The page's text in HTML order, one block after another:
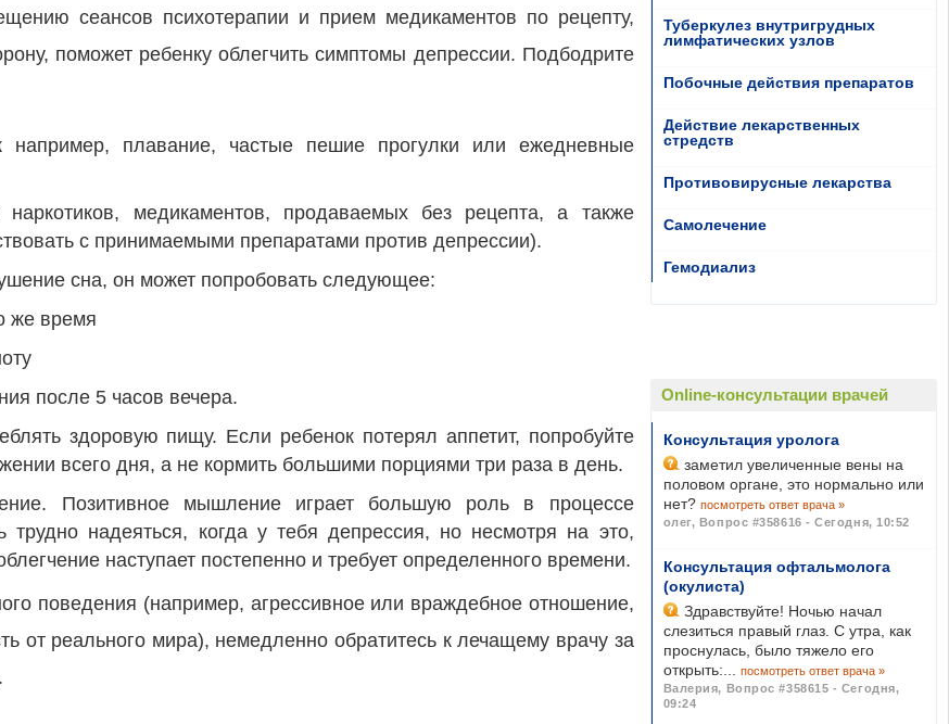
сеансов психотерапии и прием медикаментов по рецепту,
поможет ребенку облегчить симптомы депрессии. Подбодрите
например, плавание, частые пешие прогулки или ежедневные
наркотиков, медикаментов, продаваемых без рецепта, а также
с принимаемыми препаратами против депрессии).
сна, он может попробовать следующее:
же время
после 5 часов вечера.
здоровую пищу. Если ребенок потерял аппетит, попробуйте
всего дня, а не кормить большими порциями три раза в день.
Позитивное мышление играет большую роль в процессе
надеяться, когда у тебя депрессия, но несмотря на это,
наступает постепенно и требует определенного времени.
поведения (например, агрессивное или враждебное отношение,
от реального мира), немедленно обратитесь к лечащему врачу за
Туберкулез внутригрудных
лимфатических узлов
Побочные действия препаратов
Действие лекарственных
стредств
Противовирусные лекарства
Самолечение
Гемодиализ
Online-консультации врачей
Консультация уролога
заметил увеличенные вены на
половом органе, это нормально или
нет? посмотреть ответ врача »
олег, Вопрос #358616 - Сегодня, 10:52
Консультация офтальмолога
(окулиста)
Здравствуйте! Ночью начал
слезиться правый глаз. С утра, как
проснулась, было тяжело его
открыть:...
посмотреть ответ врача »
Валерия, Вопрос #358615 - Сегодня,
09:24